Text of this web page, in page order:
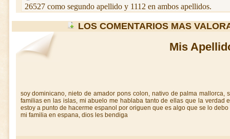
26527 como segundo apellido y 1112 en ambos apellidos.
LOS COMENTARIOS MAS
Mis
soy dominicano, nieto de amador pons colon, nativo de palma mallorca,
familias en las islas, mi abuelo me hablaba tanto de ellas que la verdad
estoy a punto de hacerme espanol por origuen que es algo que se lo
mi familia en espana, dios les bendiga